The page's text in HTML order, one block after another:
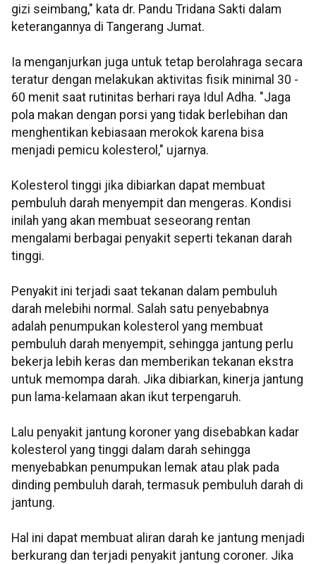
gizi seimbang," kata dr. Pandu Tridana Sakti dalam
keterangannya di Tangerang Jumat.
Ia menganjurkan juga untuk tetap berolahraga secara
teratur dengan melakukan aktivitas fisik minimal 30 -
60 menit saat rutinitas berhari raya Idul Adha. "Jaga
pola makan dengan porsi yang tidak berlebihan dan
menghentikan kebiasaan merokok karena bisa
menjadi pemicu kolesterol," ujarnya.
Kolesterol tinggi jika dibiarkan dapat membuat
pembuluh darah menyempit dan mengeras. Kondisi
inilah yang akan membuat seseorang rentan
mengalami berbagai penyakit seperti tekanan darah
tinggi.
Penyakit ini terjadi saat tekanan dalam pembuluh
darah melebihi normal. Salah satu penyebabnya
adalah penumpukan kolesterol yang membuat
pembuluh darah menyempit, sehingga jantung perlu
bekerja lebih keras dan memberikan tekanan ekstra
untuk memompa darah. Jika dibiarkan, kinerja jantung
pun lama-kelamaan akan ikut terpengaruh.
Lalu penyakit jantung koroner yang disebabkan kadar
kolesterol yang tinggi dalam darah sehingga
menyebabkan penumpukan lemak atau plak pada
dinding pembuluh darah, termasuk pembuluh darah di
jantung.
Hal ini dapat membuat aliran darah ke jantung menjadi
berkurang dan terjadi penyakit jantung coroner. Jika